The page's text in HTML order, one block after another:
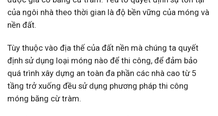
của ngôi nhà theo thời gian là độ bền vững của móng và
nền đất.
Tùy thuộc vào địa thế của đất nền mà chúng ta quyết
định sử dụng loại móng nào để thi công, để đảm bảo
quá trình xây dựng an toàn đa phần các nhà cao từ 5
tầng trở xuống đều sử dụng phương pháp thi công
móng băng cừ tràm.